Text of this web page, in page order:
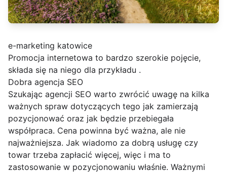
e-marketing katowice
Promocja internetowa to bardzo szerokie pojęcie,
składa się na niego dla przykładu .
Dobra agencja SEO
Szukając agencji SEO warto zwrócić uwagę na kilka
ważnych spraw dotyczących tego jak zamierzają
pozycjonować oraz jak będzie przebiegała
współpraca. Cena powinna być ważna, ale nie
najważniejsza. Jak wiadomo za dobrą usługę czy
towar trzeba zapłacić więcej, więc i ma to
zastosowanie w pozycjonowaniu właśnie. Ważnymi